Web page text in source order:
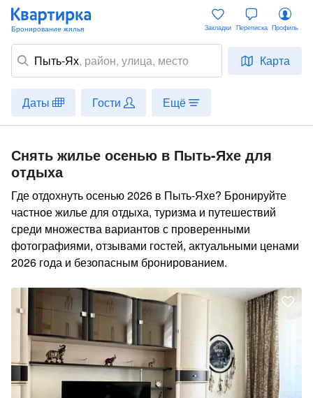
Пыть-Ях, район, улица, место Карта
Закладки Переписка Профиль
Даты Гости Ещё
Снять жилье осенью в Пыть-Яхе для
отдыха
Где отдохнуть осенью 2026 в Пыть-Яхе? Бронируйте
частное жилье для отдыха, туризма и путешествий
среди множества вариантов с проверенными
фотографиями, отзывами гостей, актуальными ценами
2026 года и безопасным бронированием.